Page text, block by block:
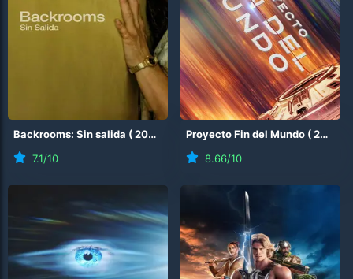
Backrooms: Sin salida (2026
7.1/10
Proyecto Fin del Mundo (2026
8.66/10